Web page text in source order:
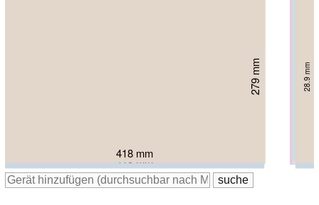
418 mm
282 mm 39 mm
417 mm
281 mm 35 mm
416 mm
275.5 mm 34.2 mm
420 mm
280 mm 30 mm
418 mm
288 mm 30 mm
418 mm
279 mm 28.9 mm